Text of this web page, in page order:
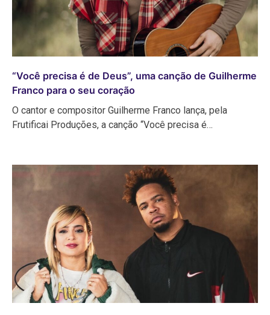
“Você precisa é de Deus”, uma canção de Guilherme
Franco para o seu coração
O cantor e compositor Guilherme Franco lança, pela
Frutificai Produções, a canção “Você precisa é…